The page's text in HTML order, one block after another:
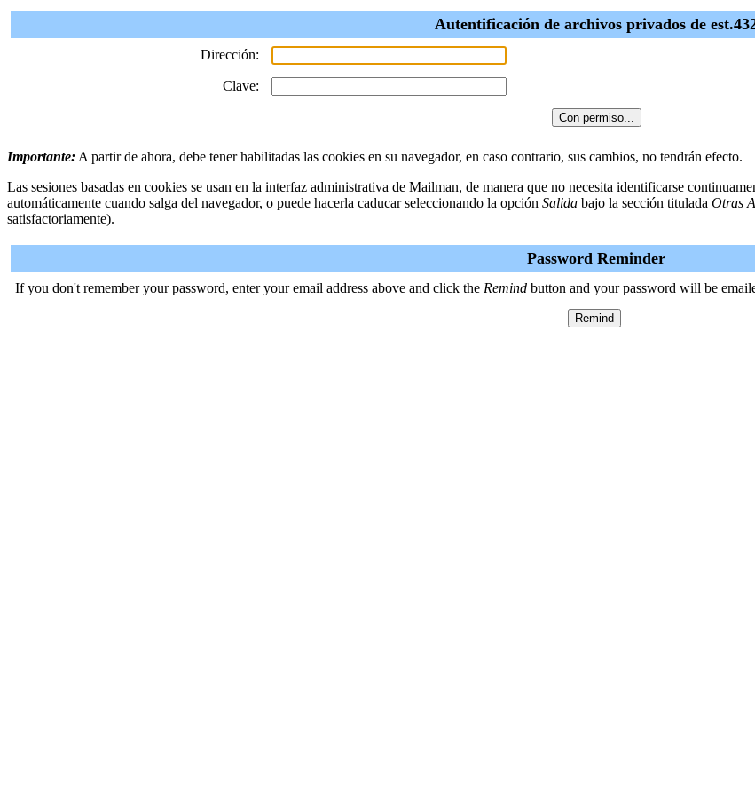
Autentificación de archivos privados de
Dirección:
Clave:
Importante: A partir de ahora, debe tener habilitadas las cookies en su navegador, en caso contrario, sus cambios, no tendrán efecto.
Las sesiones basadas en cookies se usan en la interfaz administrativa de Mailman, de manera que no necesita identificarse
automáticamente cuando salga del navegador, o puede hacerla caducar seleccionando la opción Salida bajo la sección titulada Otras
satisfactoriamente).
Password Reminder
If you don't remember your password, enter your email address above and click the Remind button and your password will be